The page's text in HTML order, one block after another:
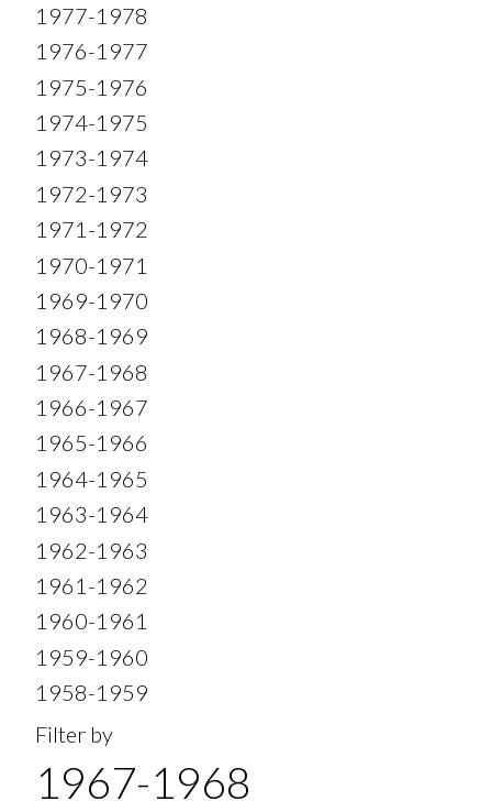
1977-1978
1976-1977
1975-1976
1974-1975
1973-1974
1972-1973
1971-1972
1970-1971
1969-1970
1968-1969
1967-1968
1966-1967
1965-1966
1964-1965
1963-1964
1962-1963
1961-1962
1960-1961
1959-1960
1958-1959
Filter by
1967-1968